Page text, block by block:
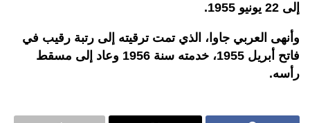
إلى 22 يونيو 1955.
وأنهى العربي جاوا، الذي تمت ترقيته إلى رتبة رقيب في
فاتح أبريل 1955، خدمته سنة 1956 وعاد إلى مسقط
رأسه.